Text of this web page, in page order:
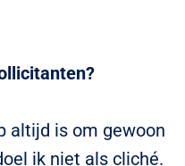
altijd is om gewoon
ik niet als cliché.